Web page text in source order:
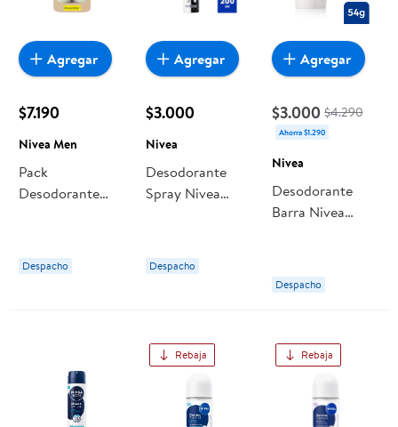
$7.190
Nivea Men
Pack
Desodorante
Sensitive
Despacho
Agregar
$3.000
Nivea
Desodorante
Spray Nivea
Masculino Xl
Hombre
Despacho
Agregar
$3.000 $4.290
Ahorra $1.290
Nivea
Desodorante
Barra Nivea
Despacho
Agregar
Rebaja Rebaja